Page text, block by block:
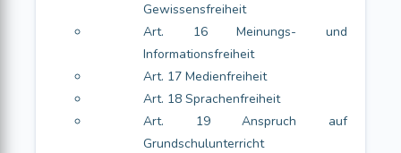
Gewissensfreiheit
Art. 16 Meinungs- und
Informationsfreiheit
Art. 17 Medienfreiheit
Art. 18 Sprachenfreiheit
Art. 19 Anspruch auf
Grundschulunterricht